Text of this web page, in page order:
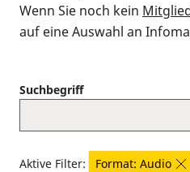
Wenn Sie noch kein
auf eine Auswahl an
Suchbegriff
Aktive Filter:
Format: Audio